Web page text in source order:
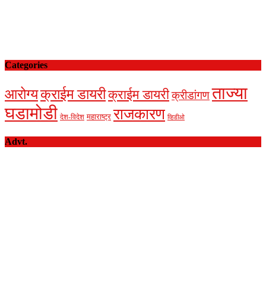
Categories
आरोग्यक्राईम डायरीक्राईम डायरीक्रीडांगणताज्या
घडामोडी देश-विदेश महाराष्ट्र राजकारण व्हिडीओ
Advt.